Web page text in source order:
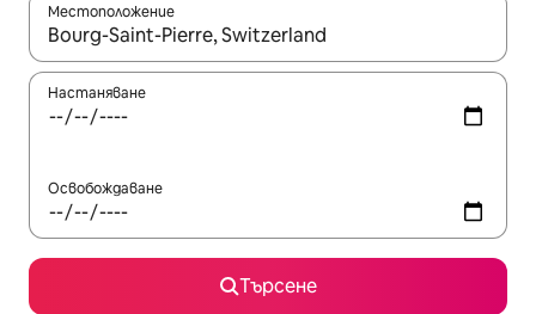
Местоположение
Когато резултатите се покажат, използвайте
Настаняване
Освобождаване
Търсене